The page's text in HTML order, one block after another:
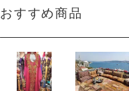
おすすめ商品